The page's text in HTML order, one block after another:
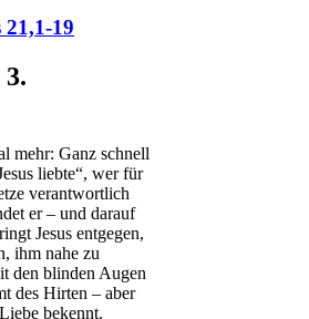
21,1-19
mehr: Ganz schnell
liebte“, wer für
verantwortlich
er – und darauf
Jesus entgegen,
ihm nahe zu
den blinden Augen
des Hirten – aber
bekennt.